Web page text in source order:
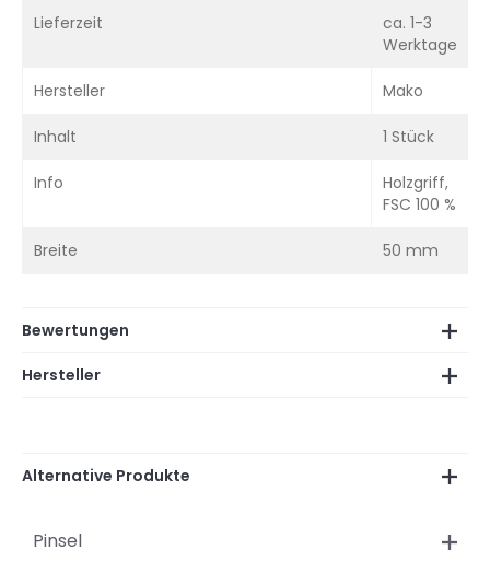
Informationen
Lieferzeit
ca. 1-3
Werktage
Hersteller Mako
Inhalt 1 Stück
Info
Holzgriff,
FSC 100 %
Breite 50 mm
Bewertungen
Hersteller
Alternative Produkte
Pinsel